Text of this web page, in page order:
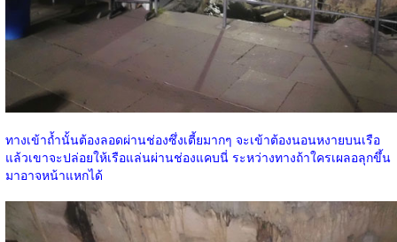
ทางเข้าถ้ำนั้นต้องลอดผ่านช่องซึ่งเตี้ยมากๆ จะเข้าต้องนอนหงายบนเรือ
แล้วเขาจะปล่อยให้เรือแล่นผ่านช่องแคบนี่ ระหว่างทางถ้าใครเผลอลุกขึ้น
มาอาจหน้าแหกได้